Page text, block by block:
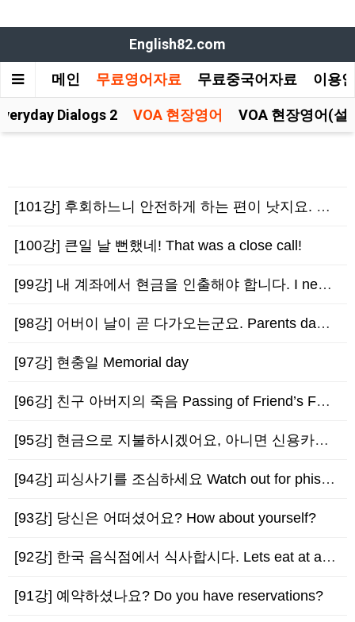
English82.com
메인 무료영어자료 무료중국어자료 이용
Dialogs 2 VOA 현장영어 VOA 현장영어(설
[101강] 후회하느니 안전하게 하는 편이 낫지요. Better safe than sorr…
[100강] 큰일 날 뻔했네! That was a close call!
[99강] 내 계좌에서 현금을 인출해야 합니다. I need to withdraw mone…
[98강] 어버이 날이 곧 다가오는군요. Parents day is coming up so…
[97강] 현충일 Memorial day
[96강] 친구 아버지의 죽음 Passing of Friend’s Father
[95강] 현금으로 지불하시겠어요, 아니면 신용카드로 지불하시겠어요? Do you want…
[94강] 피싱사기를 조심하세요 Watch out for phishing!
[93강] 당신은 어떠셨어요? How about yourself?
[92강] 한국 음식점에서 식사합시다. Lets eat at a korean restaur…
[91강] 예약하셨나요? Do you have reservations?